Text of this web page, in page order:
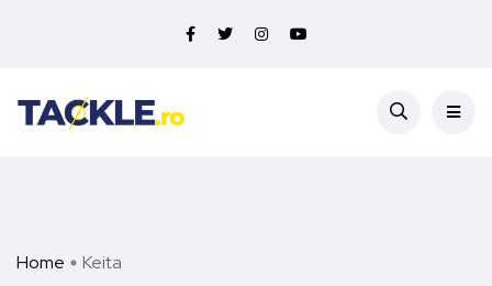
Home Keita